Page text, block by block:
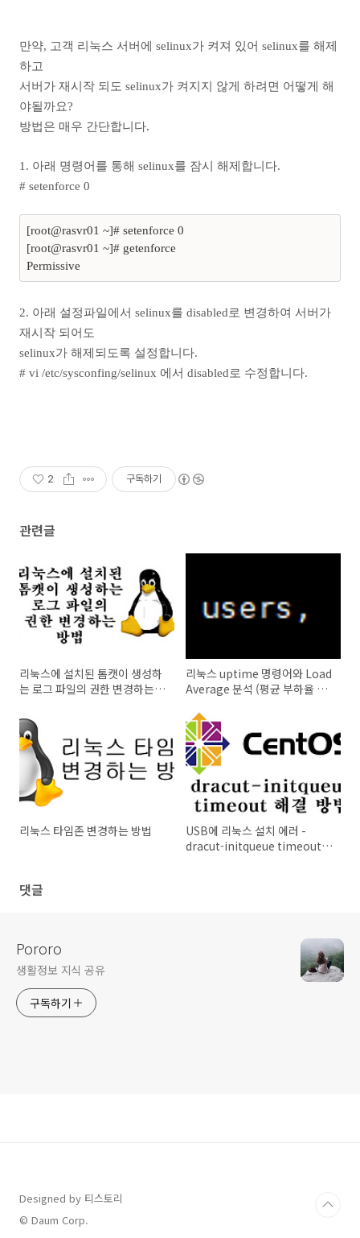
만약, 고객 리눅스 서버에 selinux가 켜져 있어 selinux를 해제
하고
서버가 재시작 되도 selinux가 켜지지 않게 하려면 어떻게 해
야될까요?
방법은 매우 간단합니다.
1. 아래 명령어를 통해 selinux를 잠시 해제합니다.
# setenforce 0
[root@rasvr01 ~]# setenforce 0
[root@rasvr01 ~]# getenforce
Permissive
2. 아래 설정파일에서 selinux를 disabled로 변경하여 서버가
재시작 되어도
selinux가 해제되도록 설정합니다.
# vi /etc/sysconfing/selinux 에서 disabled로 수정합니다.
2 구독하기
관련글
리눅스에 설치된 톰캣이 생성하
는 로그 파일의 권한 변경하는
리눅스 uptime 명령어와 Load
Average 분석 (평균 부하율 분
리눅스 타임존 변경하는 방법
USB에 리눅스 설치 에러 -
dracut-initqueue timeout
댓글
Pororo
생활정보 지식 공유
구독하기
Designed by 티스토리
© Daum Corp.